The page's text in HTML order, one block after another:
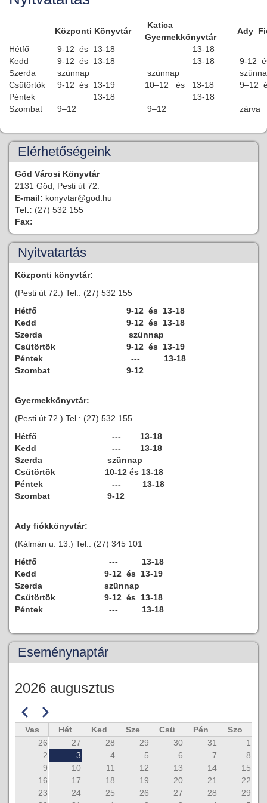
Központi Könyvtár
Katica
Gyermekkönyvtár
Ady
Hétfő
9-12 és 13-18 13-18
Kedd
9-12 és 13-18 13-18
9-12
Szerda
szünnap szünnap
Csütörtök
9-12 és 13-19 10–12 és 13-18
9–12
Péntek
13-18 13-18
Szombat
9–12 9–12 zárva
Elérhetőségeink
Göd Városi Könyvtár
2131 Göd, Pesti út 72.
E-mail: konyvtar@god.hu
Tel.: (27) 532 155
Fax:
Nyitvatartás
Központi könyvtár:
(Pesti út 72.) Tel.: (27) 532 155
Hétfő
9-12 és 13-18
Kedd
9-12 és 13-18
Szerda
szünnap
Csütörtök
9-12 és 13-19
Péntek
--- 13-18
Szombat
9-12
Gyermekkönyvtár:
(Pesti út 72.) Tel.: (27) 532 155
Hétfő
--- 13-18
Kedd
--- 13-18
Szerda
szünnap
Csütörtök
10-12 és 13-18
Péntek
--- 13-18
Szombat
9-12
Ady fiókkönyvtár:
(Kálmán u. 13.) Tel.: (27) 345 101
Hétfő
--- 13-18
Kedd
9-12 és 13-19
Szerda
szünnap
Csütörtök
9-12 és 13-18
Péntek
--- 13-18
Eseménynaptár
2026 augusztus
Oldalszámozás
Előző
Következő
Vas
Hét Ked Sze Csü Pén
Szo
26
27 28 29 30 31
1
2
3 4 5 6 7
8
9
10 11 12 13 14
15
16
17 18 19 20 21
22
23
24 25 26 27 28
29